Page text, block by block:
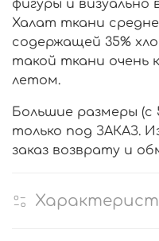
фигуры и
Халат ткани
содержащей 35%
такой ткани очень
летом.
Большие размеры
только под ЗАКАЗ.
заказ возврату и